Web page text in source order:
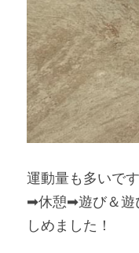
運動量も多いで
➡休憩➡遊び＆遊
しめました！